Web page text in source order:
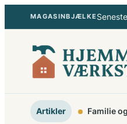
Spring
til
MAGASINBJÆLKE
Artikler Familie